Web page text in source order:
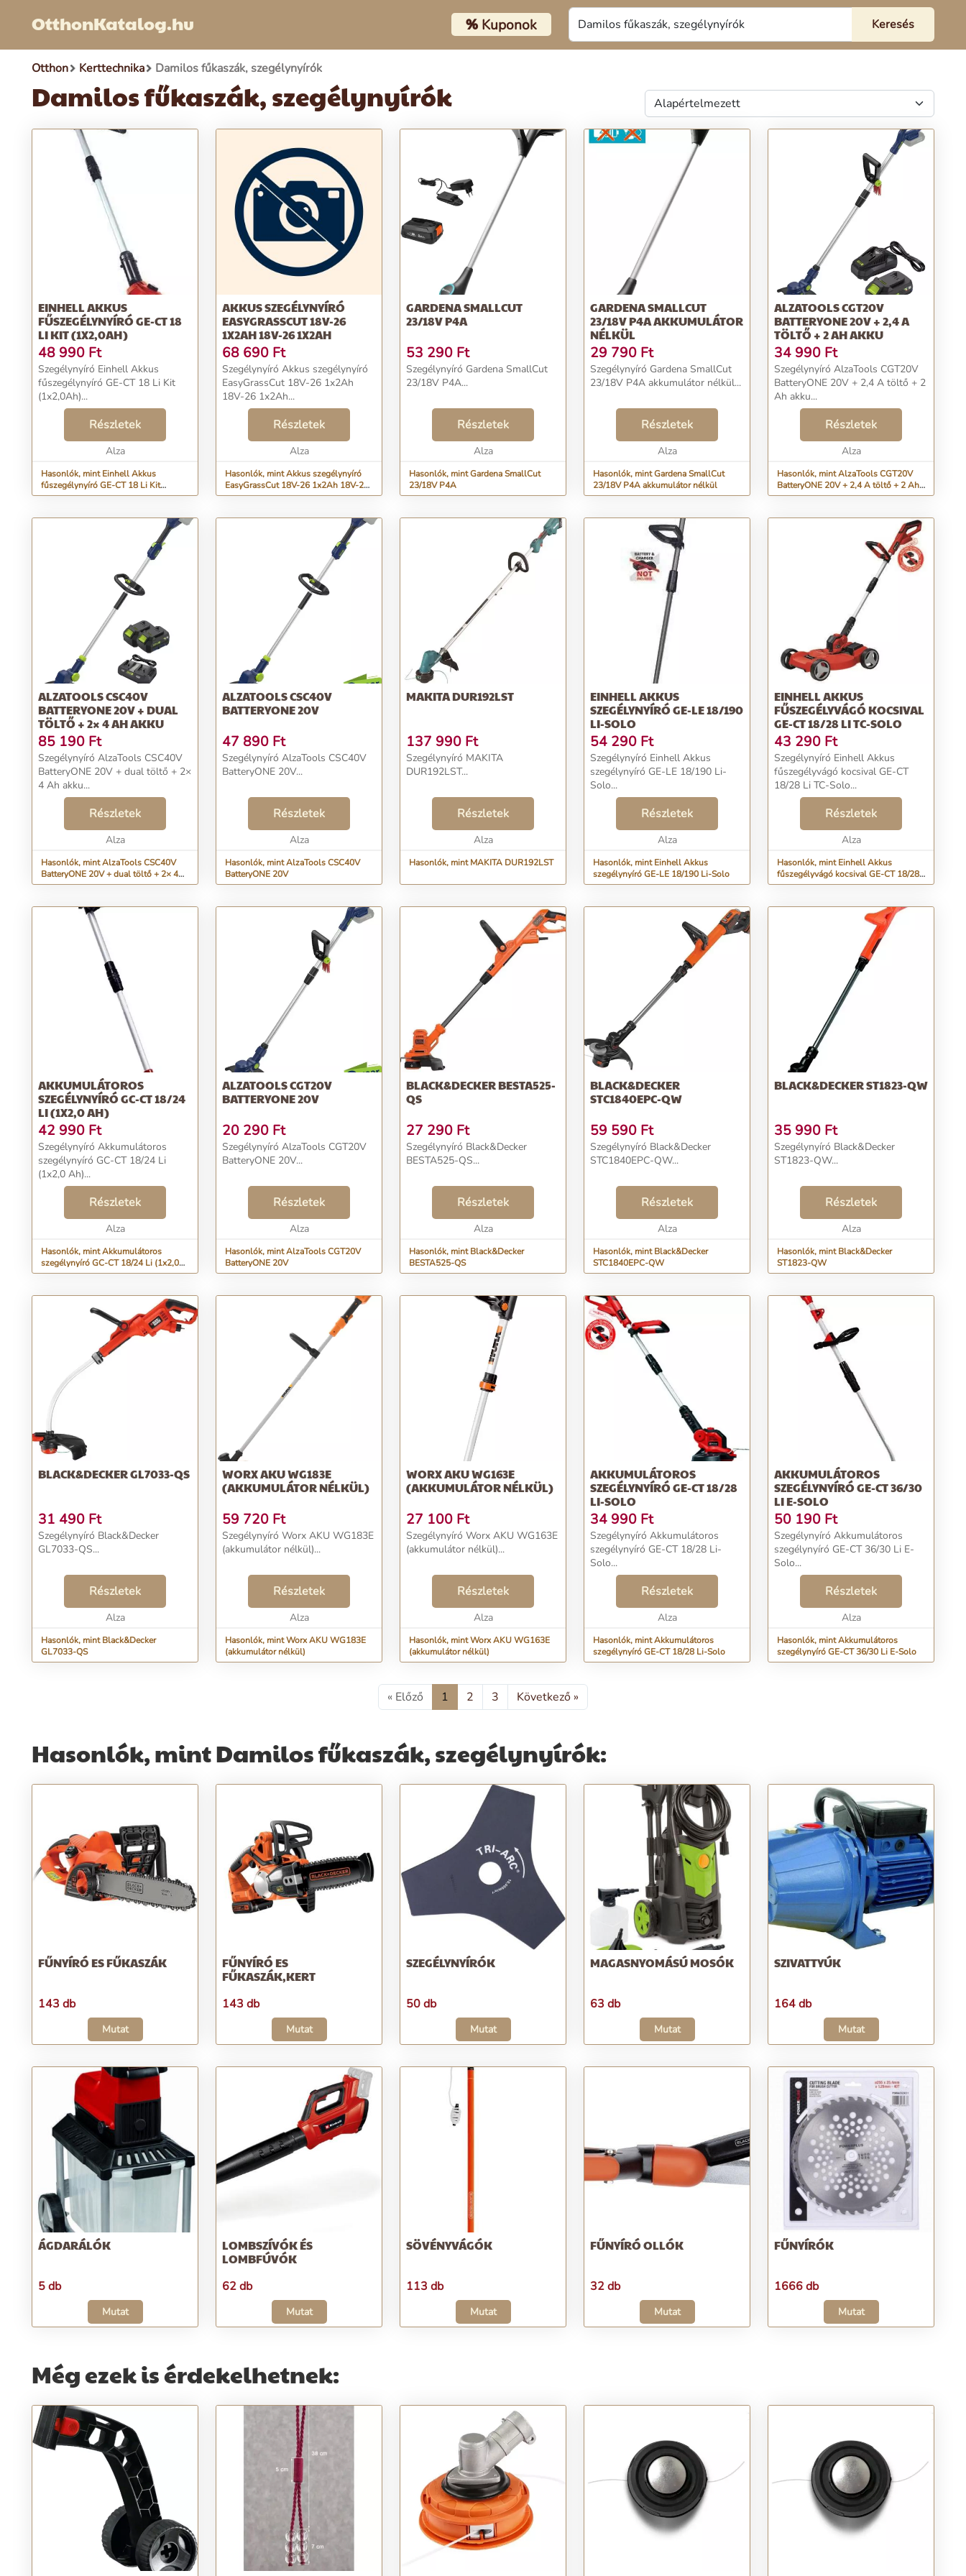
OtthonKatalog.hu %Kuponok
Otthon Kerttechnika Damilos fűkaszák, szegélynyírók
Damilos fűkaszák, szegélynyírók
EINHELL AKKUS
FŰSZEGÉLYNYÍRÓ GE-CT 18
LI KIT (1X2,0AH)
48 990 Ft
Szegélynyíró Einhell Akkus
fűszegélynyíró GE-CT 18 Li Kit
(1x2,0Ah)...
Részletek
Alza
Hasonlók, mint Einhell Akkus
fűszegélynyíró GE-CT 18 Li Kit
(1x2,0Ah)
AKKUS SZEGÉLYNYÍRÓ
EASYGRASSCUT 18V-26
1X2AH 18V-26 1X2AH
68 690 Ft
Szegélynyíró Akkus szegélynyíró
EasyGrassCut 18V-26 1x2Ah
18V-26 1x2Ah...
Részletek
Alza
Hasonlók, mint Akkus szegélynyíró
EasyGrassCut 18V-26 1x2Ah 18V-26
1x2Ah
GARDENA SMALLCUT
23/18V P4A
53 290 Ft
Szegélynyíró Gardena SmallCut
23/18V P4A...
Részletek
Alza
Hasonlók, mint Gardena SmallCut
23/18V P4A
GARDENA SMALLCUT
23/18V P4A AKKUMULÁTOR
NÉLKÜL
29 790 Ft
Szegélynyíró Gardena SmallCut
23/18V P4A akkumulátor nélkül...
Részletek
Alza
Hasonlók, mint Gardena SmallCut
23/18V P4A akkumulátor nélkül
ALZATOOLS CGT20V
BATTERYONE 20V + 2,4 A
TÖLTŐ + 2 AH AKKU
34 990 Ft
Szegélynyíró AlzaTools CGT20V
BatteryONE 20V + 2,4 A töltő + 2
Ah akku...
Részletek
Alza
Hasonlók, mint AlzaTools CGT20V
BatteryONE 20V + 2,4 A töltő + 2 Ah
akku
ALZATOOLS CSC40V
BATTERYONE 20V + DUAL
TÖLTŐ + 2× 4 AH AKKU
85 190 Ft
Szegélynyíró AlzaTools CSC40V
BatteryONE 20V + dual töltő + 2×
4 Ah akku...
Részletek
Alza
Hasonlók, mint AlzaTools CSC40V
BatteryONE 20V + dual töltő + 2× 4
Ah akku
ALZATOOLS CSC40V
BATTERYONE 20V
47 890 Ft
Szegélynyíró AlzaTools CSC40V
BatteryONE 20V...
Részletek
Alza
Hasonlók, mint AlzaTools CSC40V
BatteryONE 20V
MAKITA DUR192LST
137 990 Ft
Szegélynyíró MAKITA
DUR192LST...
Részletek
Alza
Hasonlók, mint MAKITA DUR192LST
EINHELL AKKUS
SZEGÉLYNYÍRÓ GE-LE 18/190
LI-SOLO
54 290 Ft
Szegélynyíró Einhell Akkus
szegélynyíró GE-LE 18/190 Li-
Solo...
Részletek
Alza
Hasonlók, mint Einhell Akkus
szegélynyíró GE-LE 18/190 Li-Solo
EINHELL AKKUS
FŰSZEGÉLYVÁGÓ KOCSIVAL
GE-CT 18/28 LI TC-SOLO
43 290 Ft
Szegélynyíró Einhell Akkus
fűszegélyvágó kocsival GE-CT
18/28 Li TC-Solo...
Részletek
Alza
Hasonlók, mint Einhell Akkus
fűszegélyvágó kocsival GE-CT 18/28
Li TC-Solo
AKKUMULÁTOROS
SZEGÉLYNYÍRÓ GC-CT 18/24
LI (1X2,0 AH)
42 990 Ft
Szegélynyíró Akkumulátoros
szegélynyíró GC-CT 18/24 Li
(1x2,0 Ah)...
Részletek
Alza
Hasonlók, mint Akkumulátoros
szegélynyíró GC-CT 18/24 Li (1x2,0
Ah)
ALZATOOLS CGT20V
BATTERYONE 20V
20 290 Ft
Szegélynyíró AlzaTools CGT20V
BatteryONE 20V...
Részletek
Alza
Hasonlók, mint AlzaTools CGT20V
BatteryONE 20V
BLACK&DECKER BESTA525-
QS
27 290 Ft
Szegélynyíró Black&Decker
BESTA525-QS...
Részletek
Alza
Hasonlók, mint Black&Decker
BESTA525-QS
BLACK&DECKER
STC1840EPC-QW
59 590 Ft
Szegélynyíró Black&Decker
STC1840EPC-QW...
Részletek
Alza
Hasonlók, mint Black&Decker
STC1840EPC-QW
BLACK&DECKER ST1823-QW
35 990 Ft
Szegélynyíró Black&Decker
ST1823-QW...
Részletek
Alza
Hasonlók, mint Black&Decker
ST1823-QW
BLACK&DECKER GL7033-QS
31 490 Ft
Szegélynyíró Black&Decker
GL7033-QS...
Részletek
Alza
Hasonlók, mint Black&Decker
GL7033-QS
WORX AKU WG183E
(AKKUMULÁTOR NÉLKÜL)
59 720 Ft
Szegélynyíró Worx AKU WG183E
(akkumulátor nélkül)...
Részletek
Alza
Hasonlók, mint Worx AKU WG183E
(akkumulátor nélkül)
WORX AKU WG163E
(AKKUMULÁTOR NÉLKÜL)
27 100 Ft
Szegélynyíró Worx AKU WG163E
(akkumulátor nélkül)...
Részletek
Alza
Hasonlók, mint Worx AKU WG163E
(akkumulátor nélkül)
AKKUMULÁTOROS
SZEGÉLYNYÍRÓ GE-CT 18/28
LI-SOLO
34 990 Ft
Szegélynyíró Akkumulátoros
szegélynyíró GE-CT 18/28 Li-
Solo...
Részletek
Alza
Hasonlók, mint Akkumulátoros
szegélynyíró GE-CT 18/28 Li-Solo
AKKUMULÁTOROS
SZEGÉLYNYÍRÓ GE-CT 36/30
LI E-SOLO
50 190 Ft
Szegélynyíró Akkumulátoros
szegélynyíró GE-CT 36/30 Li E-
Solo...
Részletek
Alza
Hasonlók, mint Akkumulátoros
szegélynyíró GE-CT 36/30 Li E-Solo
« Előző 1 2 3 Következő »
Hasonlók, mint Damilos fűkaszák, szegélynyírók:
FŰNYÍRÓ ES FŰKASZÁK
143 db
Mutat
FŰNYÍRÓ ES
FŰKASZÁK,KERT
143 db
Mutat
SZEGÉLYNYÍRÓK
50 db
Mutat
MAGASNYOMÁSÚ MOSÓK
63 db
Mutat
SZIVATTYÚK
164 db
Mutat
ÁGDARÁLÓK
5 db
Mutat
LOMBSZÍVÓK ÉS
LOMBFÚVÓK
62 db
Mutat
SÖVÉNYVÁGÓK
113 db
Mutat
FŰNYÍRÓ OLLÓK
32 db
Mutat
FŰNYÍRÓK
1666 db
Mutat
Még ezek is érdekelhetnek: